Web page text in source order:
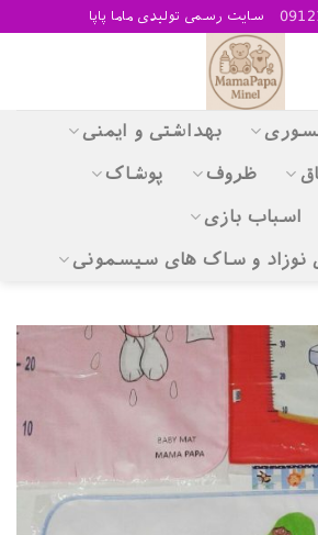
سایت رسمی تولیدی ماما پاپا
بهداشتی و ایمنی
ظروف پوشاک
اسباب بازی
نوزاد و ساک های سیسمونی